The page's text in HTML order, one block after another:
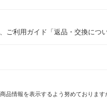
ご利用ガイド「返品・交換につ
品情報を表示するよう努めておりま